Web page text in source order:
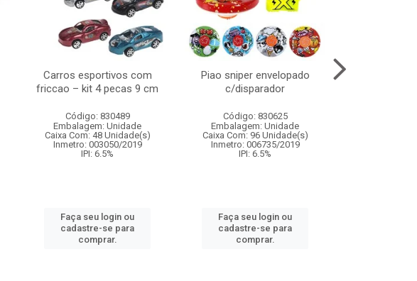
Carros esportivos com
friccao – kit 4 pecas 9 cm
Código: 830489
Embalagem: Unidade
Caixa Com: 48 Unidade(s)
Inmetro: 003050/2019
IPI: 6.5%
Faça seu login ou
cadastre-se para
comprar.
Piao sniper envelopado
c/disparador
Código: 830625
Embalagem: Unidade
Caixa Com: 96 Unidade(s)
Inmetro: 006735/2019
IPI: 6.5%
Faça seu login ou
cadastre-se para
comprar.